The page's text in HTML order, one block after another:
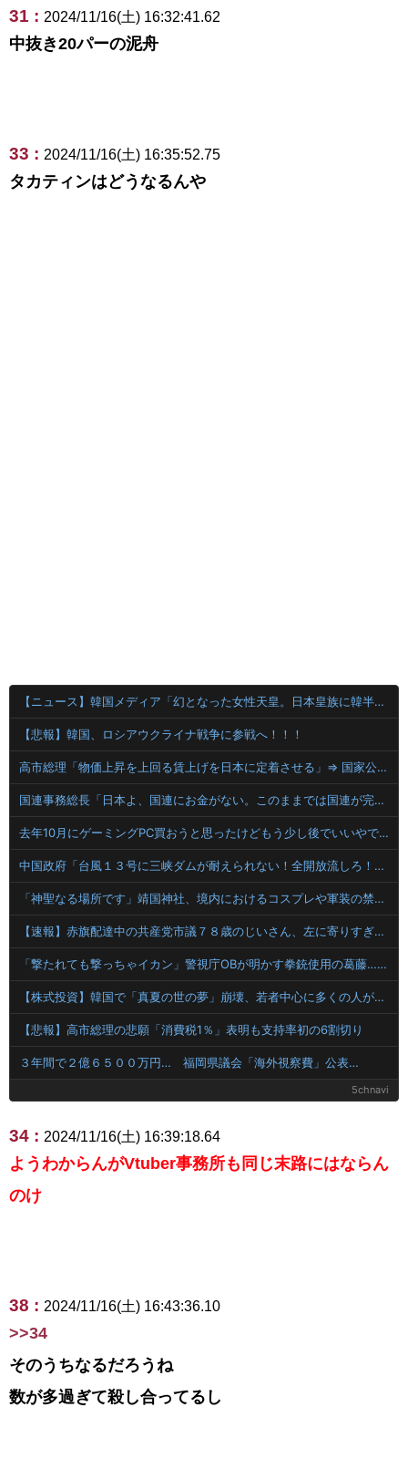
31 : 2024/11/16(土) 16:32:41.62
中抜き20パーの泥舟
33 : 2024/11/16(土) 16:35:52.75
タカティンはどうなるんや
【ニュース】韓国メディア「幻となった女性天皇。日本皇族に韓半島の男の血が入る可能性がゼロに・・・」
【悲報】韓国、ロシアウクライナ戦争に参戦へ！！！
高市総理「物価上昇を上回る賃上げを日本に定着させる」⇒ 国家公務員月給3.51％増へ
国連事務総長「日本よ、国連にお金がない。このままでは国連が完全崩壊する。助けろ」
去年10月にゲーミングPC買おうと思ったけどもう少し後でいいやで時期逃したらうなぎ登りに値上がりしていった
中国政府「台風１３号に三峡ダムが耐えられない！全開放流しろ！」⇒ 下流域の街が壊滅状態ｗｗｗｗｗ
「神聖なる場所です」靖国神社、境内におけるコスプレや軍装の禁止を発表！
【速報】赤旗配達中の共産党市議７８歳のじいさん、左に寄りすぎたか車で民家当て逃げ
「撃たれても撃っちゃイカン」警視庁OBが明かす拳銃使用の葛藤…河内長野「2発で射殺」なぜ起きた？
【株式投資】韓国で「真夏の世の夢」崩壊、若者中心に多くの人が「人生オワタ」―中国メディア
【悲報】高市総理の悲願「消費税1％」表明も支持率初の6割切り
３年間で２億６５００万円… 福岡県議会「海外視察費」公表…
5chnavi
34 : 2024/11/16(土) 16:39:18.64
ようわからんがVtuber事務所も同じ末路にはならん
のけ
38 : 2024/11/16(土) 16:43:36.10
>>34
そのうちなるだろうね
数が多過ぎて殺し合ってるし